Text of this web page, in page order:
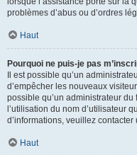
problèmes d’abus ou d’ordres
Haut
Pourquoi ne puis-je pas
Il est possible qu’un
d’empêcher les nouveaux
possible qu’un administrateur
l’utilisation du nom d’utilisateur
d’informations, veuillez
Haut